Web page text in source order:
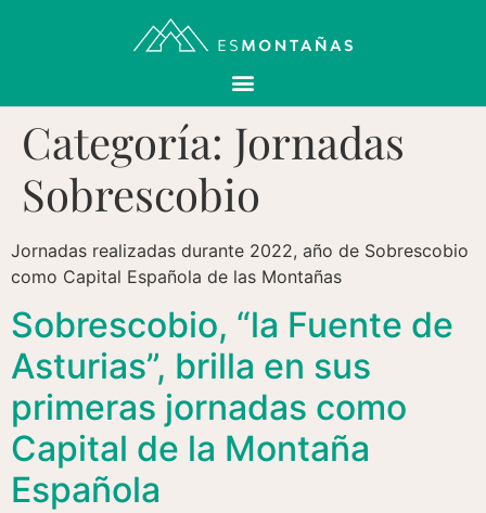
Categoría: Jornadas
Sobrescobio
Jornadas realizadas durante 2022, año de Sobrescobio
como Capital Española de las Montañas
Sobrescobio, “la Fuente de
Asturias”, brilla en sus
primeras jornadas como
Capital de la Montaña
Española